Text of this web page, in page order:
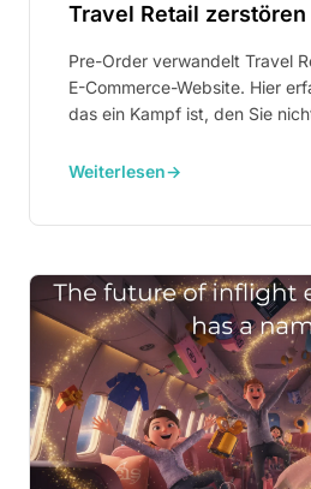
Travel Retail zerstören
Pre-Order verwandelt Travel
E-Commerce-Website. Hier
das ein Kampf ist, den Sie
Weiterlesen→